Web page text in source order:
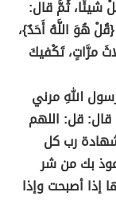
شيئًا، ثُمَّ قال:
هُوَ اللَّهُ أَحَدٌ}،
مرَّاتٍ، تَكْفيكَ
اللهِ مرني
قال: قل: اللهم
رب كل
بك من شر
أصبحت وإذا